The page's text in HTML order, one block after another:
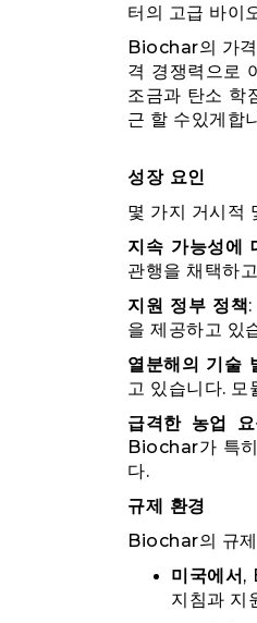
터의 고급 바이
Biochar의 가
격 경쟁력으로
조금과 탄소 학
근 할 수있게합
성장 요인
몇 가지 거시적
지속 가능성에
관행을 채택하
지원 정부 정책
을 제공하고 있
열분해의 기술
고 있습니다. 모
급격한 농업 요
Biochar가 특
다.
규제 환경
Biochar의 규제
미국에서,
지침과 지